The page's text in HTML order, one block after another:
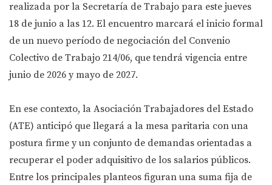
realizada por la Secretaría de Trabajo para este jueves
18 de junio a las 12. El encuentro marcará el inicio formal
de un nuevo período de negociación del Convenio
Colectivo de Trabajo 214/06, que tendrá vigencia entre
junio de 2026 y mayo de 2027.
En ese contexto, la Asociación Trabajadores del Estado
(ATE) anticipó que llegará a la mesa paritaria con una
postura firme y un conjunto de demandas orientadas a
recuperar el poder adquisitivo de los salarios públicos.
Entre los principales planteos figuran una suma fija de